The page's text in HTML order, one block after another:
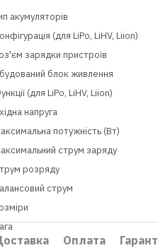
акумуляторів
(для LiPo, LiHV, Liion)
зарядки пристроїв
блок живлення
(для LiPo, LiHV, Liion)
напруга
потужність (Вт)
струм заряду
розряду
струм
Оплата